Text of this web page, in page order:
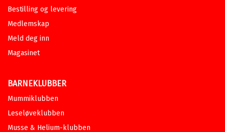
Bestilling og levering
Medlemskap
Meld deg inn
Magasinet
BARNEKLUBBER
Mummiklubben
Leseløveklubben
Musse & Helium-klubben